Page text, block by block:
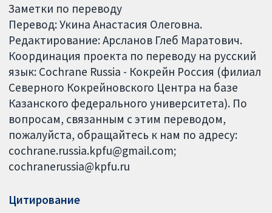
Заметки по переводу
Перевод: Укина Анастасия Олеговна.
Редактирование: Арсланов Глеб Маратович.
Координация проекта по переводу на русский
язык: Cochrane Russia - Кокрейн Россия (филиал
Северного Кокрейновского Центра на базе
Казанского федерального университета). По
вопросам, связанным с этим переводом,
пожалуйста, обращайтесь к нам по адресу:
cochrane.russia.kpfu@gmail.com;
cochranerussia@kpfu.ru
Цитирование